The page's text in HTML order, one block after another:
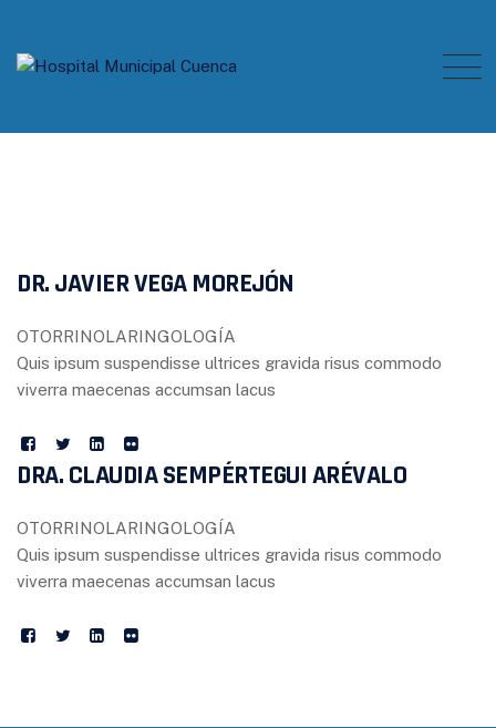
content
DR. JAVIER VEGA MOREJÓN
OTORRINOLARINGOLOGÍA
Quis ipsum suspendisse ultrices gravida risus commodo
viverra maecenas accumsan lacus
DRA. CLAUDIA SEMPÉRTEGUI ARÉVALO
OTORRINOLARINGOLOGÍA
Quis ipsum suspendisse ultrices gravida risus commodo
viverra maecenas accumsan lacus